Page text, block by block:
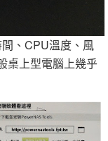
、CPU溫度、風
桌上型電腦上幾乎